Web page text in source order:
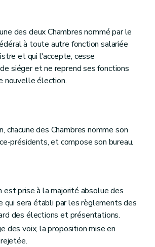
des deux Chambres nommé par le
à toute autre fonction salariée
et qui l'accepte, cesse
siéger et ne reprend ses fonctions
nouvelle élection.
chacune des Chambres nomme son
présidents, et compose son bureau.
prise à la majorité absolue des
qui sera établi par les règlements des
des élections et présentations.
des voix, la proposition mise en